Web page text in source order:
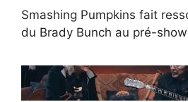
Smashing Pumpkins fait
du Brady Bunch au pré-